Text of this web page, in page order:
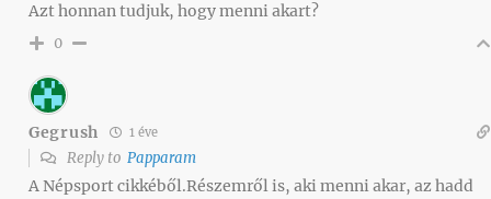
Azt honnan tudjuk, hogy menni akart?
0
Gegrush 1 éve
Reply to Papparam
A Népsport cikkéből.Részemről is, aki menni akar, az hadd